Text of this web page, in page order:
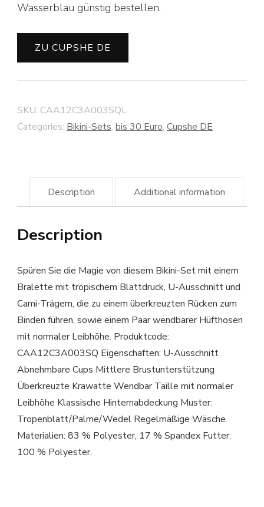
Wasserblau günstig bestellen.
ZU CUPSHE DE
SKU: CAA12C3A003SQL
Categories: Bikini-Sets, bis 30 Euro, Cupshe DE
Description Additional information
Description
Spüren Sie die Magie von diesem Bikini-Set mit einem
Bralette mit tropischem Blattdruck, U-Ausschnitt und
Cami-Trägern, die zu einem überkreuzten Rücken zum
Binden führen, sowie einem Paar wendbarer Hüfthosen
mit normaler Leibhöhe. Produktcode:
CAA12C3A003SQ Eigenschaften: U-Ausschnitt
Abnehmbare Cups Mittlere Brustunterstützung
Überkreuzte Krawatte Wendbar Taille mit normaler
Leibhöhe Klassische Hinternabdeckung Muster:
Tropenblatt/Palme/Wedel Regelmäßige Wäsche
Materialien: 83 % Polyester, 17 % Spandex Futter:
100 % Polyester.